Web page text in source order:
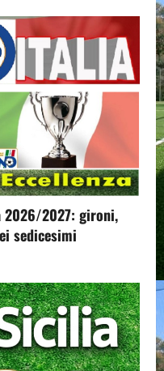
2026/2027: gironi,
sedicesimi